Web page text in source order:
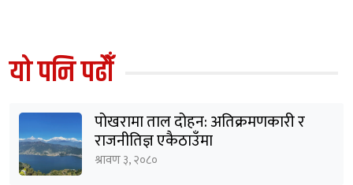
यो पनि पढौँ
पोखरामा ताल दोहन: अतिक्रमणकारी र
राजनीतिज्ञ एकैठाउँमा
श्रावण ३, २०८०